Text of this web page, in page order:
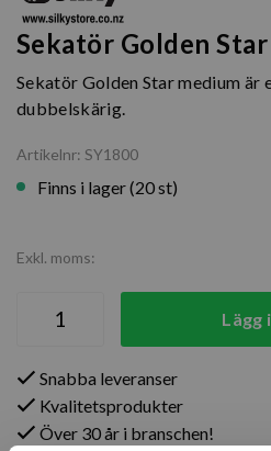
Sekatör Golden
Sekatör Golden Star medium är
dubbelskärig.
Artikelnr: SY1800
Finns i lager (20 st)
Exkl. moms:
Lägg
Snabba leveranser
Kvalitetsprodukter
Över 30 år i branschen!